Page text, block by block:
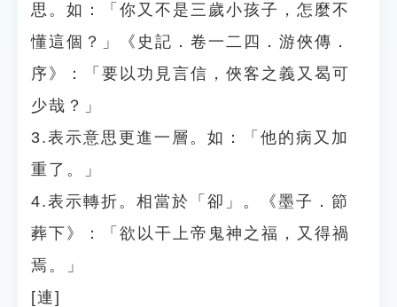
思。如：「你又不是三歲小孩子，怎麼不
懂這個？」《史記．卷一二四．游俠傳．
序》：「要以功見言信，俠客之義又曷可
少哉？」
3.表示意思更進一層。如：「他的病又加
重了。」
4.表示轉折。相當於「卻」。《墨子．節
葬下》：「欲以干上帝鬼神之福，又得禍
焉。」
[連]